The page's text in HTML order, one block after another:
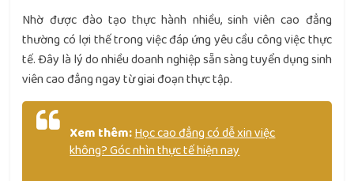
Nhờ được đào tạo thực hành nhiều, sinh viên cao đẳng
thường có lợi thế trong việc đáp ứng yêu cầu công việc thực
tế. Đây là lý do nhiều doanh nghiệp sẵn sàng tuyển dụng sinh
viên cao đẳng ngay từ giai đoạn thực tập.
Xem thêm:Học cao đẳng có dễ xin việc
không? Góc nhìn thực tế hiện nay